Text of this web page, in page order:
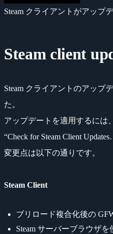
Steam クライアントがアップ
Steam client
Steam クライアントのアップ
た。
アップデートを適用するには
“Check for Steam Client
変更点は以下の通りです。
Steam Client
ブリロード複合化後の
Steam サーバーブラウザ